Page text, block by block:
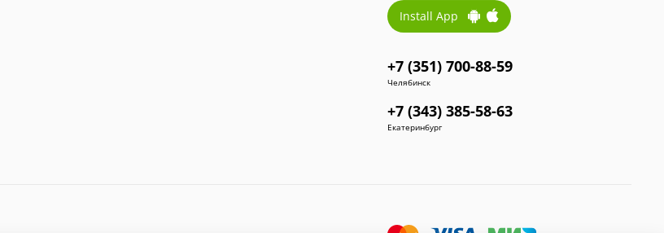
Install App
+7 (351) 700-88-59
Челябинск
+7 (343) 385-58-63
Екатеринбург